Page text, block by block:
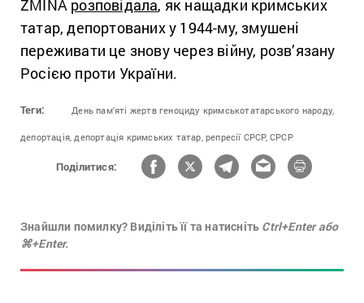
ZMINA розповідала, як нащадки кримських
татар, депортованих у 1944-му, змушені
переживати це знову через війну, розв’язану
Росією проти України.
Теги: День пам'яті жертв геноциду кримськотатарського народу,
депортація, депортація кримських татар, репресії СРСР, СРСР
Поділитися:
Знайшли помилку? Виділіть її та натисніть Ctrl+Enter або
⌘+Enter.